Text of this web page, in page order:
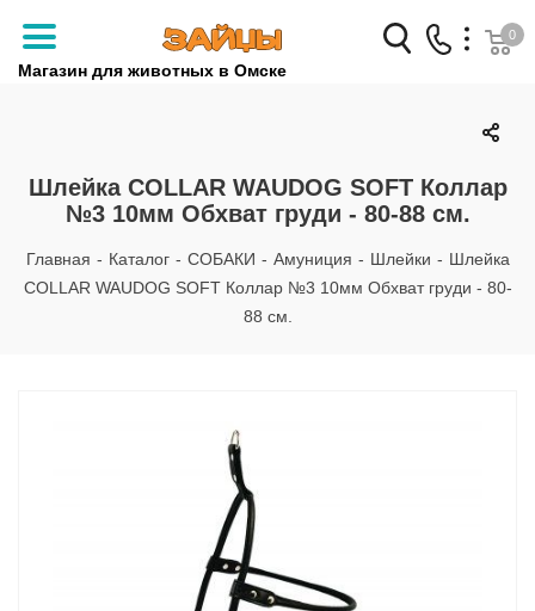
Магазин для животных в Омске
Заказать звонок
+7 (3812) 79-04-04
+7 (950) 959-88-32
0
Шлейка COLLAR WAUDOG SOFT Коллар
№3 10мм Обхват груди - 80-88 см.
Главная - Каталог - СОБАКИ - Амуниция - Шлейки - Шлейка
COLLAR WAUDOG SOFT Коллар №3 10мм Обхват груди - 80-
88 см.